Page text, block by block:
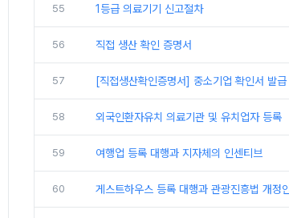
55 1등급 의료기기 신고절차
56 직접 생산 확인 증명서
57 [직접생산확인증명서] 중소기업 확인서 발급
58 외국인환자유치 의료기관 및 유치업자 등록
59 여행업 등록 대행과 지자체의 인센티브
60 게스트하우스 등록 대행과 관광진흥법 개정